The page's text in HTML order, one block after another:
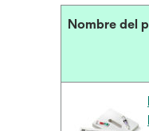
Nombre del